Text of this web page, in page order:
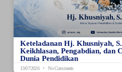
Keteladanan Hj. Khusniyah,
Keikhlasan, Pengabdian, dan
Dunia Pendidikan
13/07/2026 No Comments